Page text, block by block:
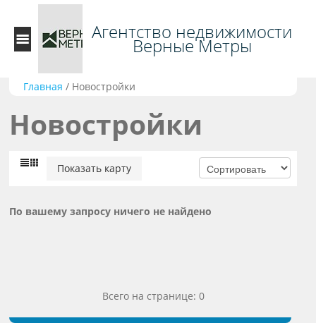
Агентство недвижимости
Верные Метры
Главная / Новостройки
Новостройки
Показать карту
По вашему запросу ничего не найдено
Всего на странице: 0